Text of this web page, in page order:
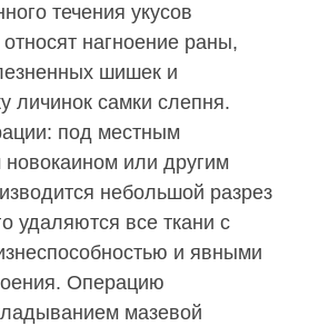
течения укусов
нагноение раны,
шишек и
личинок самки слепня.
под местным
или другим
небольшой разрез
удаляются все ткани с
и явными
Операцию
мазевой